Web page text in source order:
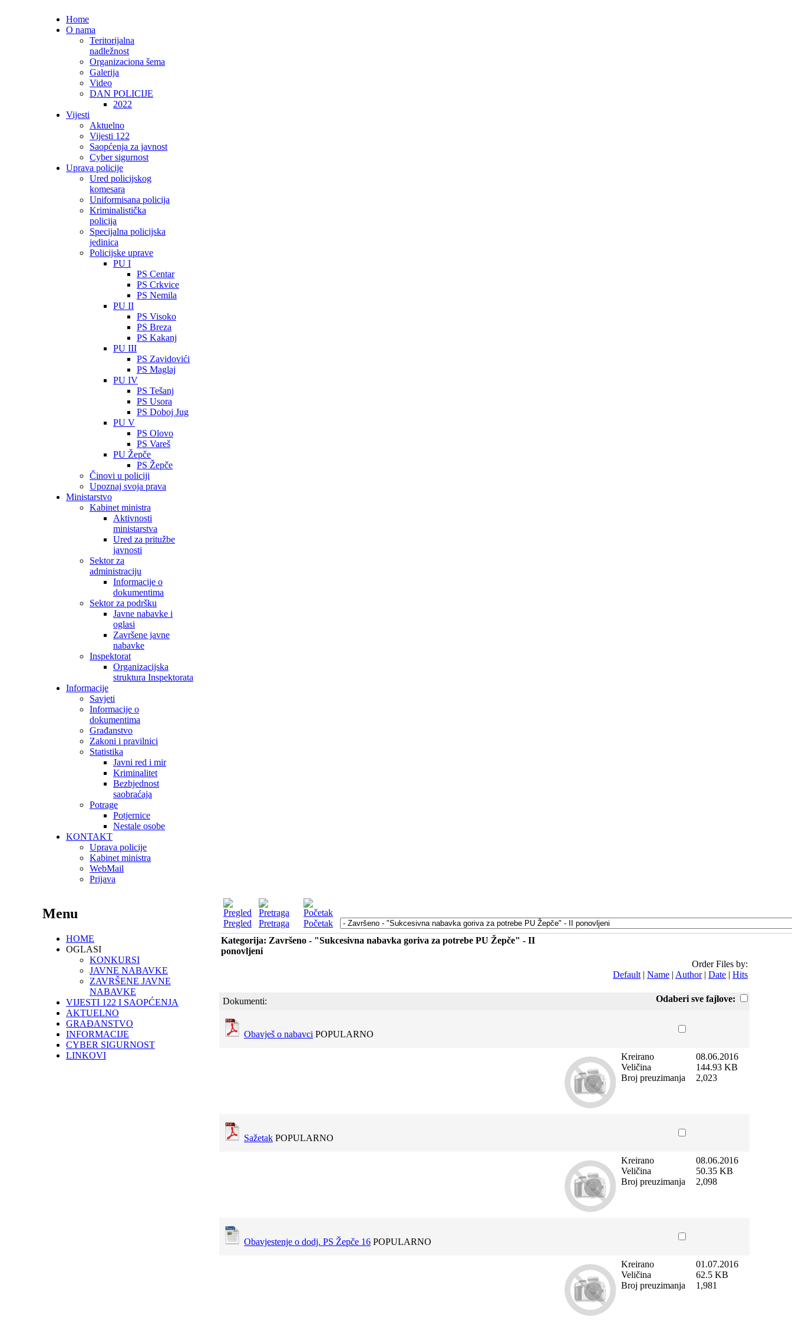
Home
O nama
Teritorijalna
nadležnost
Organizaciona šema
Galerija
Video
DAN POLICIJE
2022
Vijesti
Aktuelno
Vijesti 122
Saopćenja za javnost
Cyber sigurnost
Uprava policije
Ured policijskog
komesara
Uniformisana policija
Kriminalistička
policija
Specijalna policijska
jedinica
Policijske uprave
PU I
PS Centar
PS Crkvice
PS Nemila
PU II
PS Visoko
PS Breza
PS Kakanj
PU III
PS Zavidovići
PS Maglaj
PU IV
PS Tešanj
PS Usora
PS Doboj Jug
PU V
PS Olovo
PS Vareš
PU Žepče
PS Žepče
Činovi u policiji
Upoznaj svoja prava
Ministarstvo
Kabinet ministra
Aktivnosti
ministarstva
Ured za pritužbe
javnosti
Sektor za
administraciju
Informacije o
dokumentima
Sektor za podršku
Javne nabavke i
oglasi
Završene javne
nabavke
Inspektorat
Organizacijska
struktura Inspektorata
Informacije
Savjeti
Informacije o
dokumentima
Građanstvo
Zakoni i pravilnici
Statistika
Javni red i mir
Kriminalitet
Bezbjednost
saobraćaja
Potrage
Potjernice
Nestale osobe
KONTAKT
Uprava policije
Kabinet ministra
WebMail
Prijava
Pregled Pretraga
Početak
Kategorija: Završeno - "Sukcesivna nabavka goriva za potrebe PU Žepče" - II
ponovljeni
Order Files by:
Default | Name | Author| Date | Hits
Odaberi sve fajlove:
Dokumenti:
Obavješ o nabavci POPULARNO
Kreirano
Veličina
Broj preuzimanja
08.06.2016
144.93 KB
2,023
Sažetak POPULARNO
Kreirano
Veličina
Broj preuzimanja
08.06.2016
50.35 KB
2,098
Obavjestenje o dodj. PS Žepče 16 POPULARNO
Kreirano
Veličina
Broj preuzimanja
01.07.2016
62.5 KB
1,981
Menu
HOME
OGLASI
KONKURSI
JAVNE NABAVKE
ZAVRŠENE JAVNE
NABAVKE
VIJESTI 122 I SAOPĆENJA
AKTUELNO
GRAĐANSTVO
INFORMACIJE
CYBER SIGURNOST
LINKOVI